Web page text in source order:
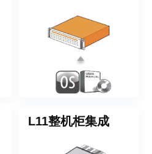
L11整机柜集成